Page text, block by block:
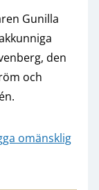
Gunilla
den
och
omänsklig